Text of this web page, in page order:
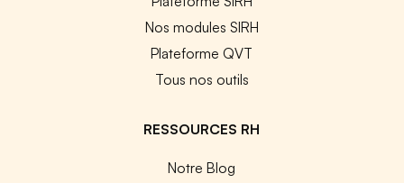
Nos modules SIRH
Plateforme QVT
Tous nos outils
RESSOURCES RH
Notre Blog